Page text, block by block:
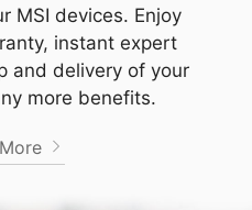
MSI devices. Enjoy
instant expert
and delivery of your
more benefits.